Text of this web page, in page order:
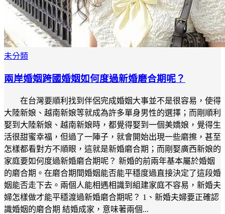
未分類
兩岸婚姻跨國婚姻如何度過新婚磨合期呢？
在台灣要順利找到伴侶完成婚姻大事並不是很容易，使得
大陸新娘、越南新娘等就成為許多單身男性的選擇；而剛順利
娶到大陸新娘、越南新娘時，都覺得娶到一個美嬌娘，覺得生
活很甜蜜幸福，但過了一陣子，就會開始出現一些磨擦，甚至
怎樣都看對方不順眼，這就是新婚磨合期；而剛娶廣西新娘的
家庭要如何度過新婚磨合期呢？ 新婚的前兩年基本屬於婚姻
的磨合期。在磨合期間婚姻能否能平穩度過直接決定了這段婚
姻能否走下去。兩個人能相遇相識到組建家庭不容易，新婚夫
婦怎樣做才能平穩渡過新婚磨合期呢？ 1、新婚夫婦要正確認
識婚姻的磨合期 結婚成家，意味著兩個...